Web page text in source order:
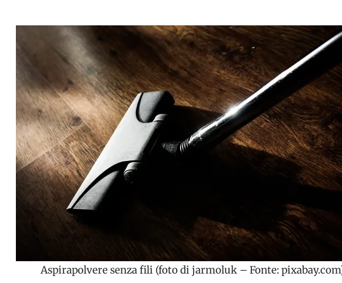
Aspirapolvere senza fili (foto di jarmoluk – Fonte: